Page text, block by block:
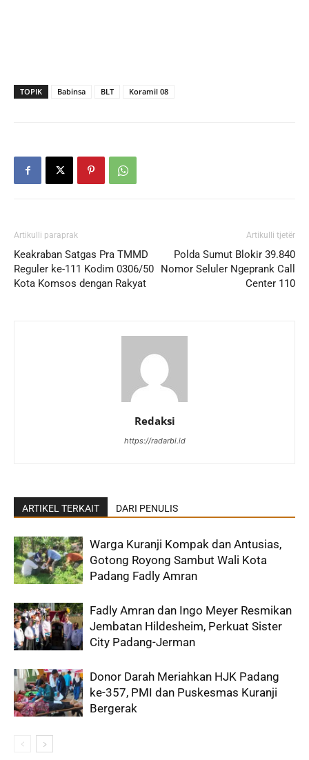
TOPIK Babinsa BLT Koramil 08
Artikulli paraprak
Keakraban Satgas Pra TMMD
Reguler ke-111 Kodim 0306/50
Kota Komsos dengan Rakyat
Artikulli tjetër
Polda Sumut Blokir 39.840
Nomor Seluler Ngeprank Call
Center 110
Redaksi
https://radarbi.id
ARTIKEL TERKAIT DARI PENULIS
Warga Kuranji Kompak dan Antusias,
Gotong Royong Sambut Wali Kota
Padang Fadly Amran
Fadly Amran dan Ingo Meyer Resmikan
Jembatan Hildesheim, Perkuat Sister
City Padang-Jerman
Donor Darah Meriahkan HJK Padang
ke-357, PMI dan Puskesmas Kuranji
Bergerak